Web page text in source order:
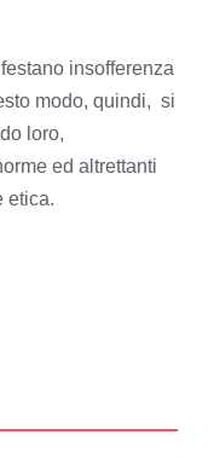
insofferenza
modo, quindi, si
loro,
ed altrettanti
etica.